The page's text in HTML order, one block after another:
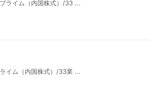
ライム（内国株式）/33 ...
イム（内国株式）/33業 ...